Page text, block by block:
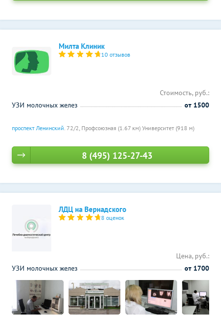
Милта Клиник
10 отзывов
проспект Ленинский. 72/2, Профсоюзная (1.67 км) Университет (918 м)
Стоимость, руб.:
УЗИ молочных желез
от 1500
8 (495) 125-27-43
ЛДЦ на Вернадского
8 оценок
Цена, руб.:
УЗИ молочных желез
от 1700